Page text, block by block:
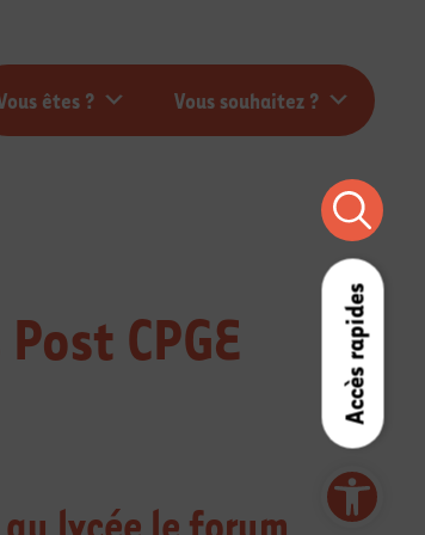
Ouvrir la barre d’outils
Accès rapides
êtes ? Vous souhaitez ?
CPGE
lycée le forum